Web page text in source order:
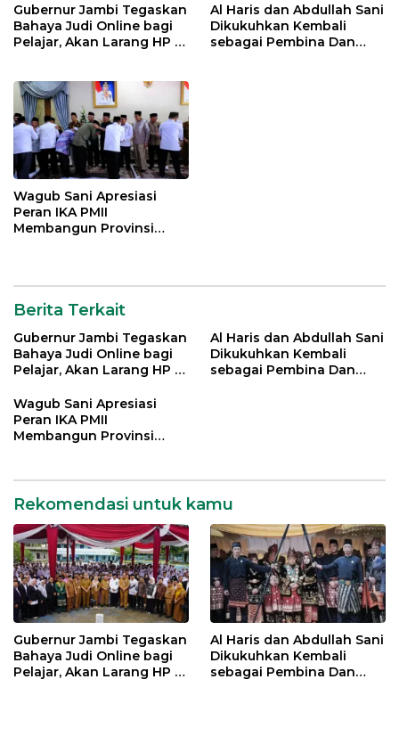
Gubernur Jambi Tegaskan
Bahaya Judi Online bagi
Pelajar, Akan Larang HP di
Al Haris dan Abdullah Sani
Dikukuhkan Kembali
sebagai Pembina Dan
Wagub Sani Apresiasi
Peran IKA PMII
Membangun Provinsi
Berita Terkait
Gubernur Jambi Tegaskan
Bahaya Judi Online bagi
Pelajar, Akan Larang HP di
Al Haris dan Abdullah Sani
Dikukuhkan Kembali
sebagai Pembina Dan
Wagub Sani Apresiasi
Peran IKA PMII
Membangun Provinsi
Rekomendasi untuk kamu
Gubernur Jambi Tegaskan
Bahaya Judi Online bagi
Pelajar, Akan Larang HP di
Al Haris dan Abdullah Sani
Dikukuhkan Kembali
sebagai Pembina Dan